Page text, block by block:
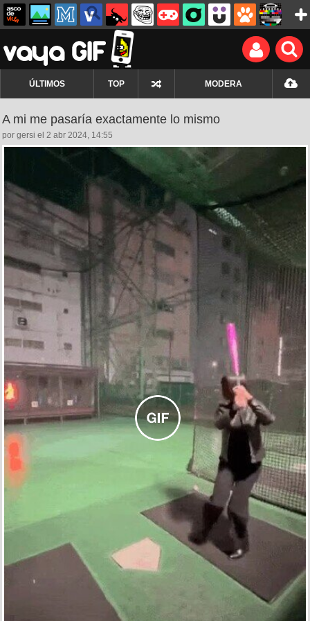
ÚLTIMOS TOP MODERA
A mi me pasaría exactamente lo mismo
por gersi el 2 abr 2024, 14:55